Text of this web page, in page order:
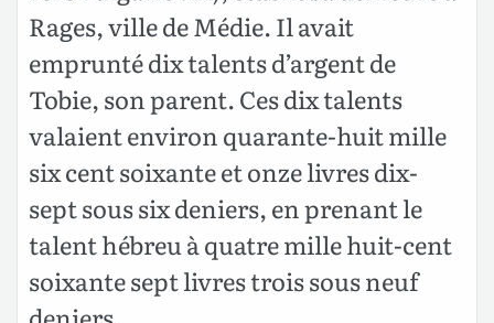
Rages, ville de Médie. Il avait
emprunté dix talents d’argent de
Tobie, son parent. Ces dix talents
valaient environ quarante-huit mille
six cent soixante et onze livres dix-
sept sous six deniers, en prenant le
talent hébreu à quatre mille huit-cent
soixante sept livres trois sous neuf